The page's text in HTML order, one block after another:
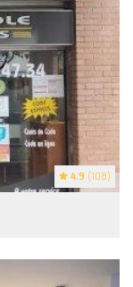
4.9 (108)